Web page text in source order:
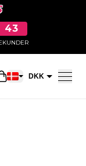
42
DKK